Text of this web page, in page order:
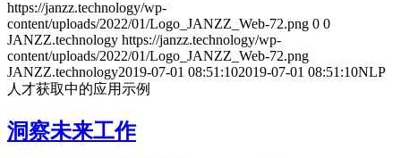
https://janzz.technology/wp-
content/uploads/2022/01/Logo_JANZZ_Web-72.png 0 0
JANZZ.technology https://janzz.technology/wp-
content/uploads/2022/01/Logo_JANZZ_Web-72.png
JANZZ.technology2019-07-01 08:51:102019-07-01 08:51:10NLP
人才获取中的应用示例
洞察未来工作